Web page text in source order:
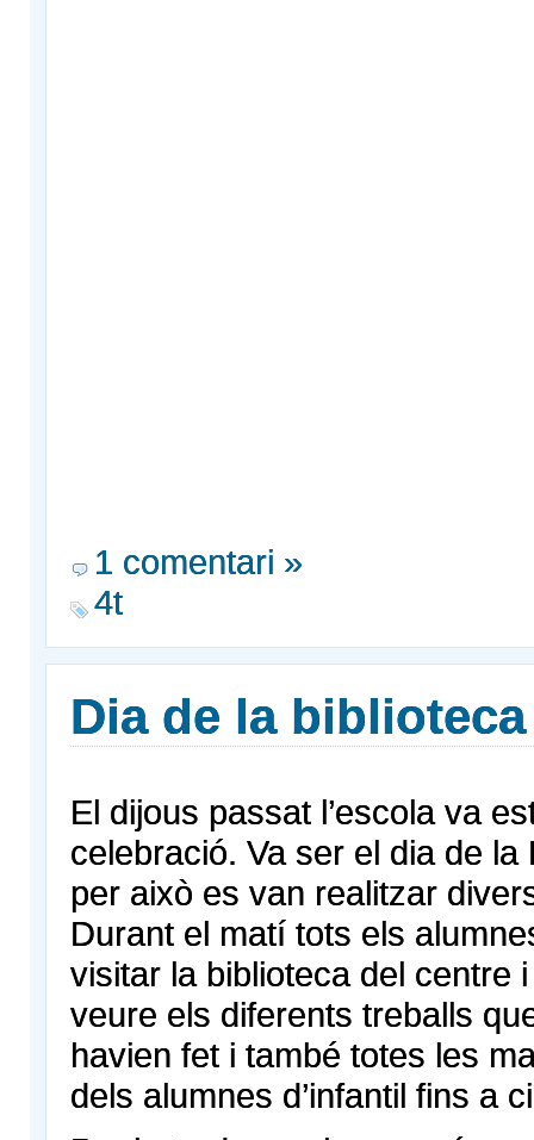
1 comentari »
4t
Dia de la biblioteca
El dijous passat l’escola va
celebració. Va ser el dia de
per això es van realitzar
Durant el matí tots els
visitar la biblioteca del centre
veure els diferents treballs
havien fet i també totes les
dels alumnes d’infantil fins a